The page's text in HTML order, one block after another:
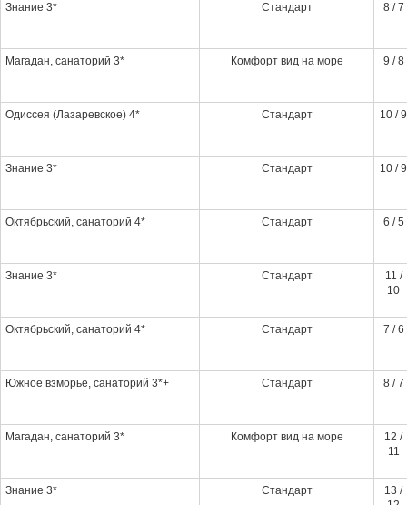
Знание 3* Стандарт 8 / 7
Магадан, санаторий 3* Комфорт вид на море 9 / 8
Одиссея (Лазаревское) 4* Стандарт 10 / 9
Знание 3* Стандарт 10 / 9
Октябрьский, санаторий 4* Стандарт 6 / 5
Знание 3* Стандарт
11 /
10
Октябрьский, санаторий 4* Стандарт 7 / 6
Южное взморье, санаторий 3*+ Стандарт 8 / 7
Магадан, санаторий 3* Комфорт вид на море
12 /
11
Знание 3* Стандарт
13 /